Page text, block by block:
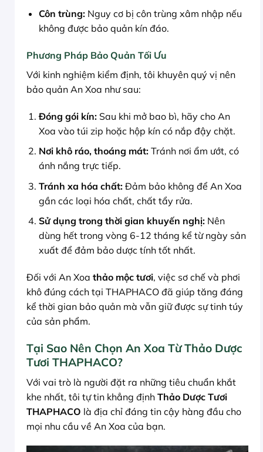
Côn trùng:Nguy cơ bị côn trùng xâm nhập nếu
không được bảo quản kín đáo.
Phương Pháp Bảo Quản Tối Ưu
Với kinh nghiệm kiểm định, tôi khuyên quý vị nên
bảo quản An Xoa như sau:
Đóng gói kín:Sau khi mở bao bì, hãy cho An
Xoa vào túi zip hoặc hộp kín có nắp đậy chặt.
Nơi khô ráo, thoáng mát:Tránh nơi ẩm ướt, có
ánh nắng trực tiếp.
Tránh xa hóa chất:Đảm bảo không để An Xoa
gần các loại hóa chất, chất tẩy rửa.
Sử dụng trong thời gian khuyến nghị:Nên
dùng hết trong vòng 6-12 tháng kể từ ngày sản
xuất để đảm bảo dược tính tốt nhất.
Đối với An Xoa thảo mộc tươi, việc sơ chế và phơi
khô đúng cách tại THAPHACO đã giúp tăng đáng
kể thời gian bảo quản mà vẫn giữ được sự tinh túy
của sản phẩm.
Tại Sao Nên Chọn An Xoa Từ Thảo Dược
Tươi THAPHACO?
Với vai trò là người đặt ra những tiêu chuẩn khắt
khe nhất, tôi tự tin khẳng định Thảo Dược Tươi
THAPHACO là địa chỉ đáng tin cậy hàng đầu cho
mọi nhu cầu về An Xoa của bạn.